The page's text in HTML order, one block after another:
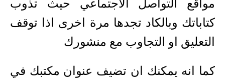
كتاباتك وبالكاد تجدها مرة اخرى اذا توقف
التعليق او التجاوب مع منشورك
كما انه يمكنك ان تضيف عنوان مكتبك في